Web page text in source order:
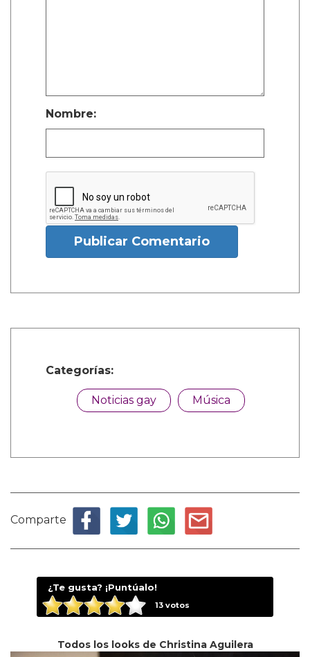
Nombre:
Publicar Comentario
Categorías:
Noticias gay Música
Comparte
¿Te gusta? ¡Puntúalo!
13votos
Todos los looks de Christina Aguilera